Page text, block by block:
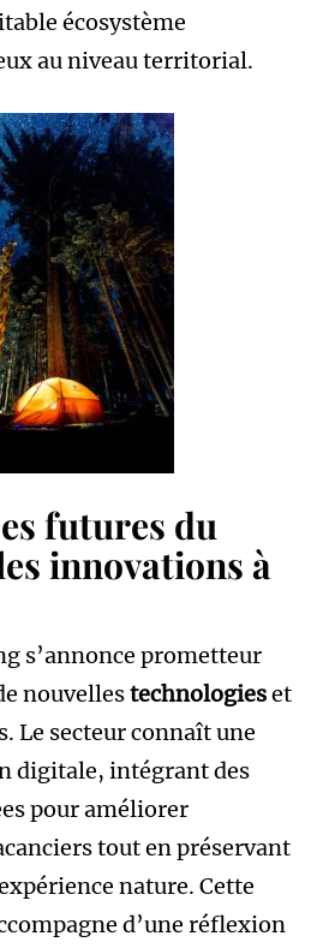
écosystème
au niveau territorial.
futures du
innovations à
s’annonce prometteur
nouvellestechnologieset
Le secteur connaît une
digitale, intégrant des
pour améliorer
tout en préservant
nature. Cette
d’une réflexion